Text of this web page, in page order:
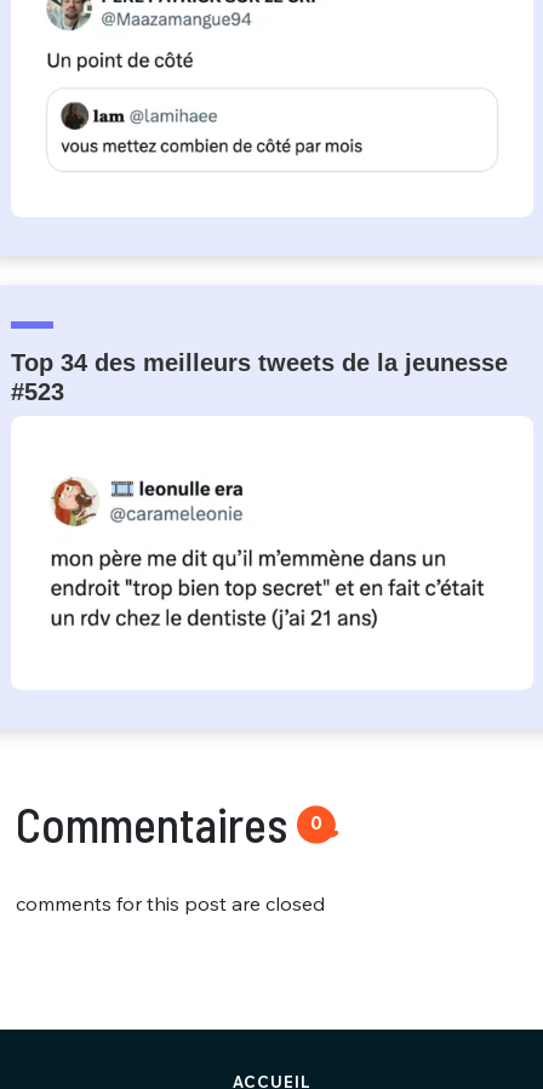
Top 34 des meilleurs tweets de la jeunesse
#523
Commentaires 0
comments for this post are closed
ACCUEIL